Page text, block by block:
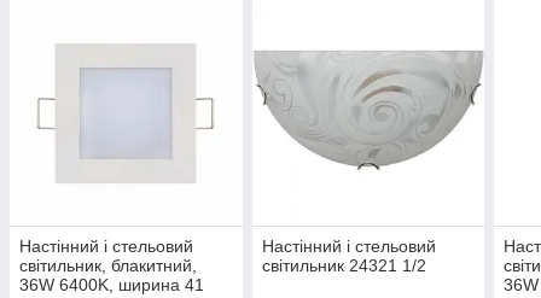
Настінний і стельовий
світильник, блакитний,
36W 6400K, ширина 41
Настінний і стельовий
світильник 24321 1/2